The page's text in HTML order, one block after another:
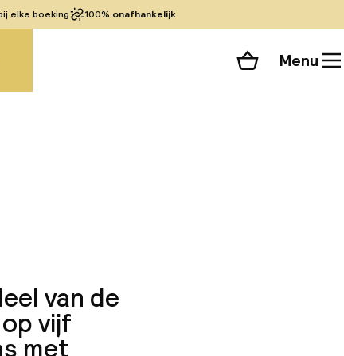
elke boeking 100% onafhankelijk
Winkelmand
Menu
van de
vijf
met